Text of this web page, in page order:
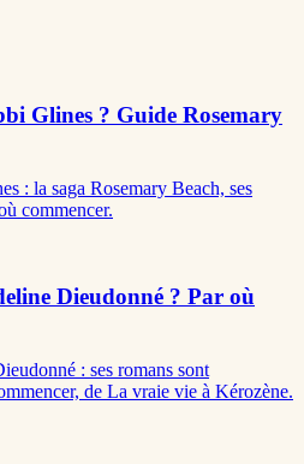
Glines ? Guide Rosemary
: la saga Rosemary Beach, ses
commencer.
Dieudonné ? Par où
: ses romans sont
de La vraie vie à Kérozène.